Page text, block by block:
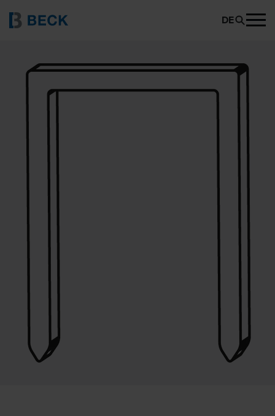
BECK SB 7050 PRODUKT ANFRAGEN
DE